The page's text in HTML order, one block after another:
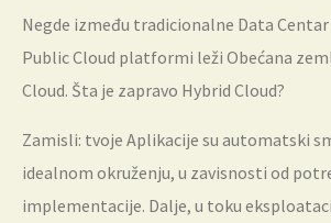
Negde između tradicionalne Data
Public Cloud platformi leži Obećana
Cloud. Šta je zapravo Hybrid Cloud?
Zamisli: tvoje Aplikacije su automatski
idealnom okruženju, u zavisnosti od
implementacije. Dalje, u toku